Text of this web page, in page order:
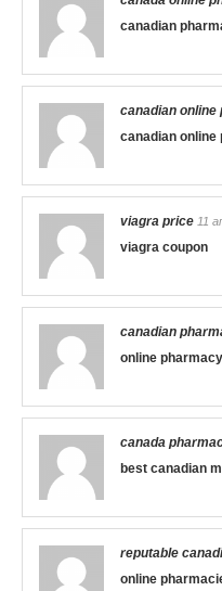
canadian
canadian online
canadian
viagra price 11
viagra coupon
canadian
online pharmacy
canada
best canadian
reputable
online